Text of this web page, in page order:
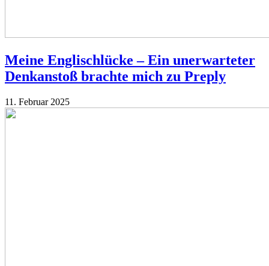
Meine Englischlücke – Ein unerwarteter
Denkanstoß brachte mich zu Preply
11. Februar 2025